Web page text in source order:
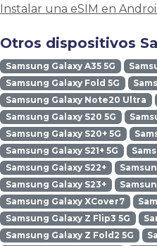
Instalar una eSIM en
Otros dispositivos
Samsung Galaxy A35 5G
Samsung Galaxy Fold 5G
Samsung Galaxy Note20 Ultra
Samsung Galaxy S20 5G
Samsung Galaxy S20+ 5G
Samsung Galaxy S21+ 5G
Samsung Galaxy S22+
Samsung Galaxy S23+
Samsung Galaxy XCover7
Samsung Galaxy Z Flip3 5G
Samsung Galaxy Z Fold2 5G